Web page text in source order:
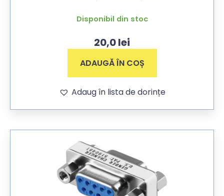
Disponibil din stoc
20,0lei
ADAUGĂ ÎN COȘ
Adaug în lista de dorințe